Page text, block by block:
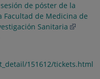
de póster de la
Facultad de Medicina de
Sanitaria
151612/tickets.html